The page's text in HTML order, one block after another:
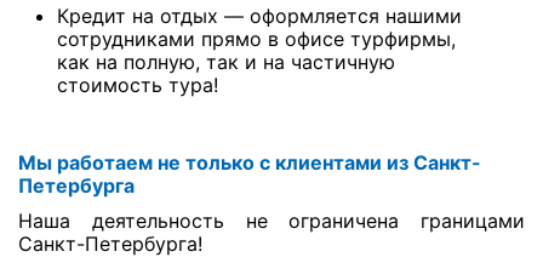
Кредит на отдых — оформляется нашими
сотрудниками прямо в офисе турфирмы,
как на полную, так и на частичную
стоимость тура!
Мы работаем не только с клиентами из Санкт-
Петербурга
Наша деятельность не ограничена границами
Санкт-Петербурга!